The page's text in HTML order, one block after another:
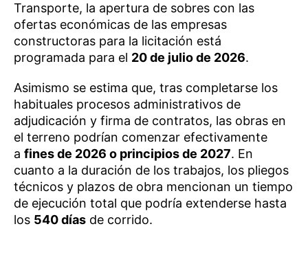
Transporte, la apertura de sobres con las
ofertas económicas de las empresas
constructoras para la licitación está
programada para el 20 de julio de 2026.
Asimismo se estima que, tras completarse los
habituales procesos administrativos de
adjudicación y firma de contratos, las obras en
el terreno podrían comenzar efectivamente
a fines de 2026 o principios de 2027. En
cuanto a la duración de los trabajos, los pliegos
técnicos y plazos de obra mencionan un tiempo
de ejecución total que podría extenderse hasta
los 540 días de corrido.